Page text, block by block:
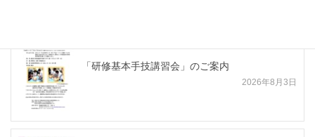
「研修基本手技講習会」のご案内
2026年8月3日